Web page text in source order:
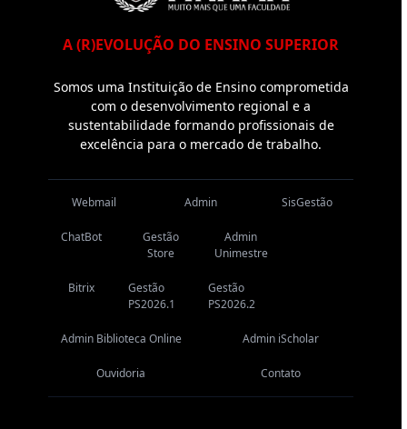
A (R)EVOLUÇÃO DO ENSINO SUPERIOR
Somos uma Instituição de Ensino comprometida
com o desenvolvimento regional e a
sustentabilidade formando profissionais de
excelência para o mercado de trabalho.
Webmail Admin SisGestão
ChatBot
Gestão
Store
Admin
Unimestre
Bitrix
Gestão
PS2026.1
Gestão
PS2026.2
Admin Biblioteca Online Admin iScholar
Ouvidoria Contato